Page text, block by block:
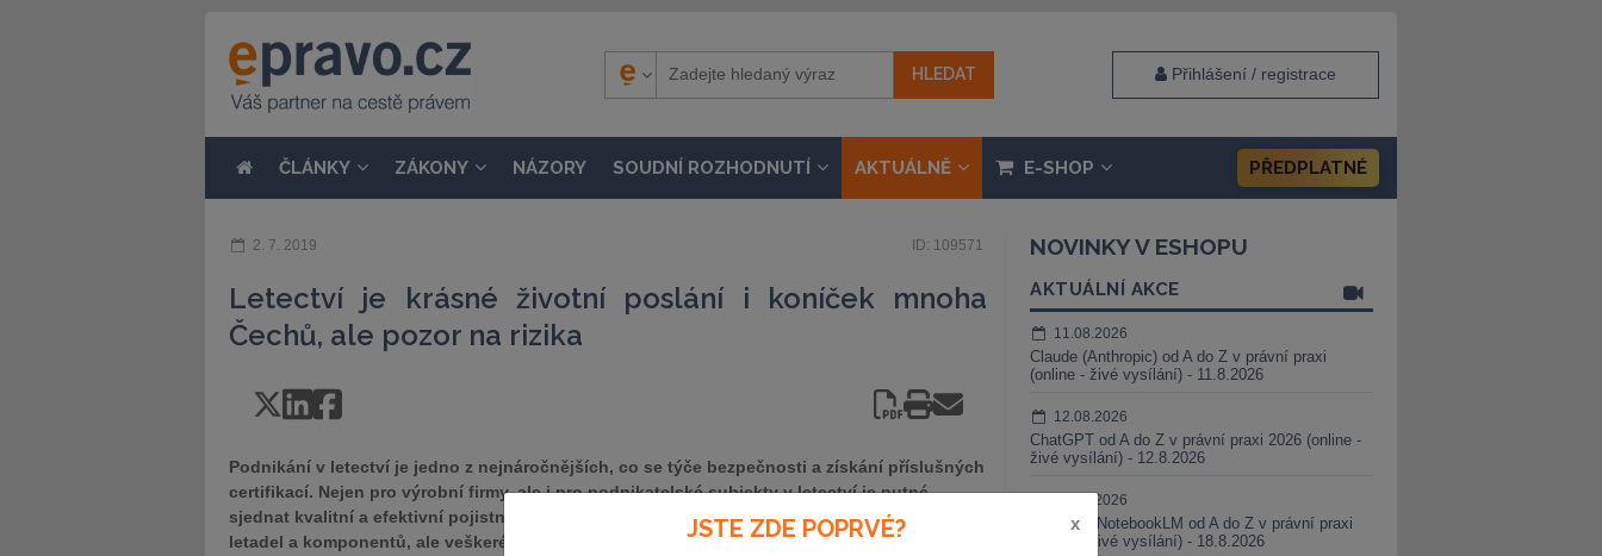
Přihlášení / registrace
ČLÁNKY ZÁKONY NÁZORY SOUDNÍ ROZHODNUTÍ AKTUÁLNĚ E-SHOP PŘEDPLATNÉ
2. 7. 2019 ID: 109571
Letectví je krásné životní poslání i koníček mnoha
Čechů, ale pozor na rizika
Podnikání v letectví je jedno z nejnáročnějších, co se týče bezpečnosti a získání příslušných
certifikací. Nejen pro výrobní firmy, ale i pro podnikatelské subjekty v letectví je nutné
sjednat kvalitní a efektivní pojistnou ochranu. RENOMIA samozřejmě nepojišťuje jen výrobce
letadel a komponentů, ale veškeré podnikatele i jednotlivce, kteří mají své letadlo.
NOVINKY V ESHOPU
AKTUÁLNÍ AKCE
11.08.2026
Claude (Anthropic) od A do Z v právní praxi
(online - živé vysílání) - 11.8.2026
12.08.2026
ChatGPT od A do Z v právní praxi 2026 (online -
živé vysílání) - 12.8.2026
18.08.2026
Gemini a NotebookLM od A do Z v právní praxi
(online - živé vysílání) - 18.8.2026
JSTE ZDE POPRVÉ? x